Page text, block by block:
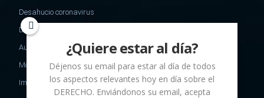
Desahucio coronavirus
Desheredamiento
Aumento de capital
Modelo oposicion ejecucion impago de alimentos
Impuesto sucesiones no residentes
¿Quiere estar al día?
Déjenos su email para estar al día de todos
los aspectos relevantes hoy en día sobre el
DERECHO. Enviándonos su email, acepta